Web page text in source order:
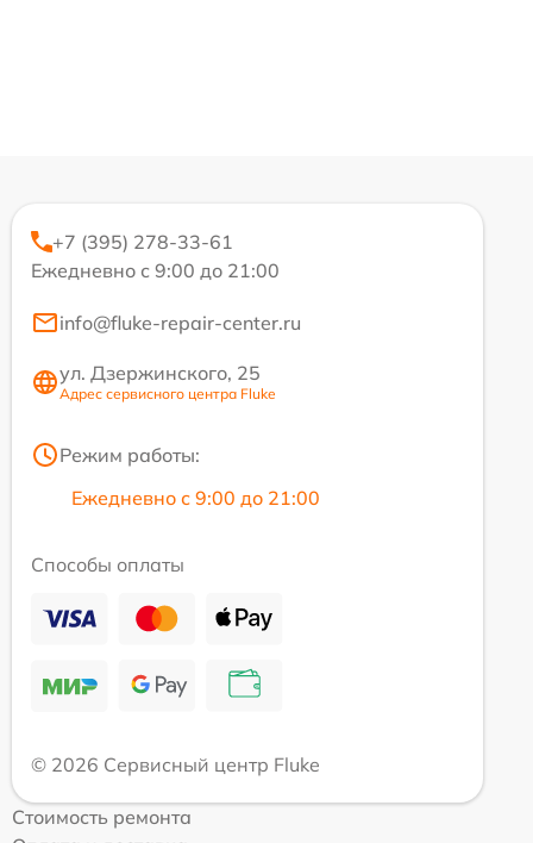
+7 (395) 278-33-61
Ежедневно с 9:00 до 21:00
info@fluke-repair-center.ru
ул. Дзержинского, 25
Адрес сервисного центра Fluke
Режим работы:
Ежедневно с 9:00 до 21:00
Способы оплаты
© 2026 Сервисный центр Fluke
Стоимость ремонта